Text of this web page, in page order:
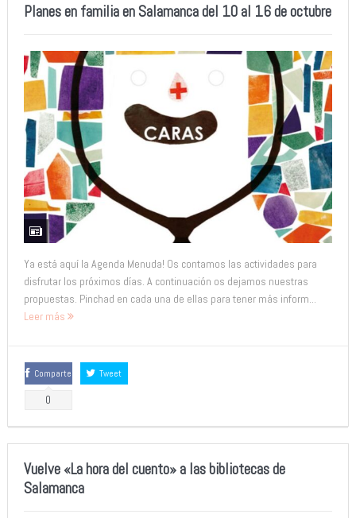
Planes en familia en Salamanca del 10 al 16 de octubre
Ya está aquí la Agenda Menuda! Os contamos las actividades para
disfrutar los próximos días. A continuación os dejamos nuestras
propuestas. Pinchad en cada una de ellas para tener más inform...
Leer más
Comparte
0
Tweet
Vuelve «La hora del cuento» a las bibliotecas de
Salamanca